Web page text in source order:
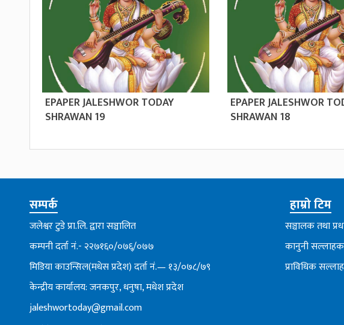
EPAPER JALESHWOR TODAY
SHRAWAN 19
EPAPER JALESHWOR
SHRAWAN 18
सम्पर्क
जलेश्वर टुडे प्रा.लि. द्वारा सञ्चालित
कम्पनी दर्ता नं.- २२७१६०/०७६्/०७७
मिडिया काउन्सिल(मधेस प्रदेश) दर्ता नं.— १३/०७८/७९
केन्द्रीय कार्यालय: जनकपुर, धनुषा, मधेश प्रदेश
jaleshwortoday@gmail.com
हाम्रो टिम
सञ्चालक तथा
कानुनी
प्राविधिक